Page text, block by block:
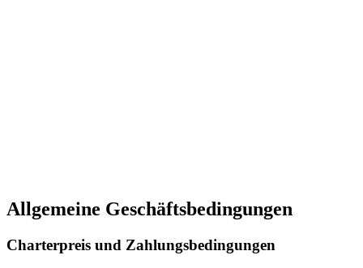
Allgemeine Geschäftsbedingungen
Charterpreis und Zahlungsbedingungen